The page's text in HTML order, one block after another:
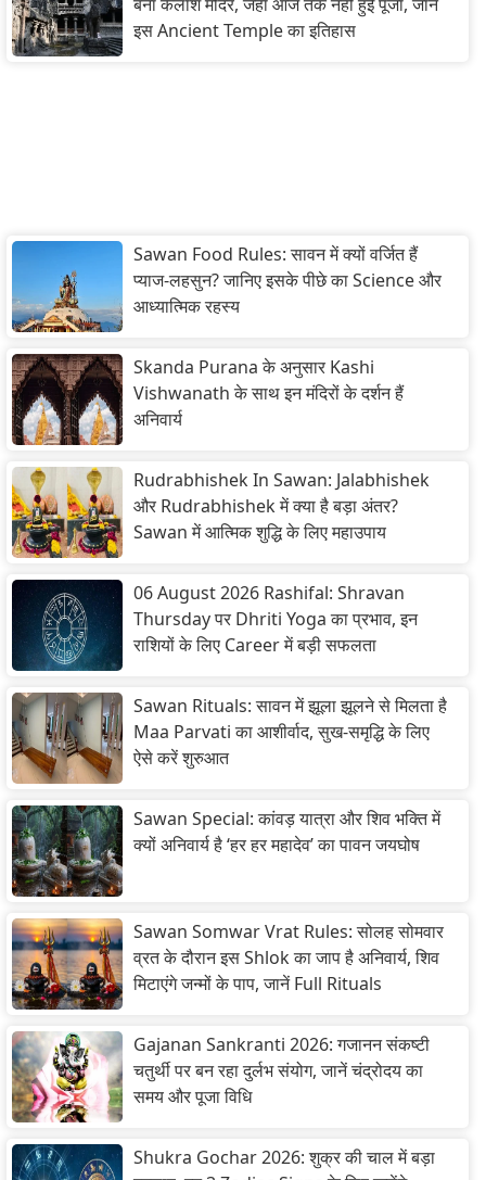
इस Ancient Temple का इतिहास
Sawan Food Rules: सावन में क्यों वर्जित हैं
प्याज-लहसुन? जानिए इसके पीछे का Science और
आध्यात्मिक रहस्य
Skanda Purana के अनुसार Kashi
Vishwanath के साथ इन मंदिरों के दर्शन हैं
अनिवार्य
Rudrabhishek In Sawan: Jalabhishek
और Rudrabhishek में क्या है बड़ा अंतर?
Sawan में आत्मिक शुद्धि के लिए महाउपाय
06 August 2026 Rashifal: Shravan
Thursday पर Dhriti Yoga का प्रभाव, इन
राशियों के लिए Career में बड़ी सफलता
Sawan Rituals: सावन में झूला झूलने से मिलता है
Maa Parvati का आशीर्वाद, सुख-समृद्धि के लिए
ऐसे करें शुरुआत
Sawan Special: कांवड़ यात्रा और शिव भक्ति में
क्यों अनिवार्य है ‘हर हर महादेव’ का पावन जयघोष
Sawan Somwar Vrat Rules: सोलह सोमवार
व्रत के दौरान इस Shlok का जाप है अनिवार्य, शिव
मिटाएंगे जन्मों के पाप, जानें Full Rituals
Gajanan Sankranti 2026: गजानन संकष्टी
चतुर्थी पर बन रहा दुर्लभ संयोग, जानें चंद्रोदय का
समय और पूजा विधि
Shukra Gochar 2026: शुक्र की चाल में बड़ा